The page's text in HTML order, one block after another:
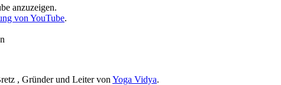
anzuzeigen.
von YouTube.
, Gründer und Leiter von Yoga Vidya.